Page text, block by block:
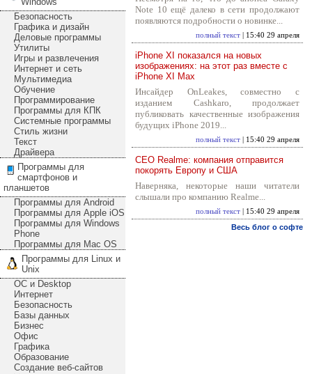
Безопасность
Графика и дизайн
Деловые программы
Утилиты
Игры и развлечения
Интернет и сеть
Мультимедиа
Обучение
Программирование
Программы для КПК
Системные программы
Стиль жизни
Текст
Драйвера
Программы для
смартфонов и
планшетов
Программы для Android
Программы для Apple iOS
Программы для Windows
Phone
Программы для Mac OS
Программы для Linux и
Unix
ОС и Desktop
Интернет
Безопасность
Базы данных
Бизнес
Офис
Графика
Образование
Создание веб-сайтов
Note 10 ещё далеко в сети продолжают
появляются подробности о новинке...
полный текст | 15:40 29 апреля
iPhone XI показался на новых
изображениях: на этот раз вместе с
iPhone XI Max
Инсайдер OnLeakes, совместно с
изданием Cashkaro, продолжает
публиковать качественные изображения
будущих iPhone 2019...
полный текст | 15:40 29 апреля
CEO Realme: компания отправится
покорять Европу и США
Наверняка, некоторые наши читатели
слышали про компанию Realme...
полный текст | 15:40 29 апреля
Весь блог о софте